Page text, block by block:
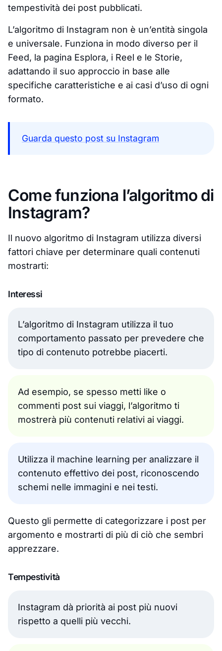
tempestività dei post pubblicati.
L’algoritmo di Instagram non è un’entità singola
e universale. Funziona in modo diverso per il
Feed, la pagina Esplora, i Reel e le Storie,
adattando il suo approccio in base alle
specifiche caratteristiche e ai casi d’uso di ogni
formato.
Guarda questo post su Instagram
Come funziona l’algoritmo di
Instagram?
Il nuovo algoritmo di Instagram utilizza diversi
fattori chiave per determinare quali contenuti
mostrarti:
Interessi
L’algoritmo di Instagram utilizza il tuo
comportamento passato per prevedere che
tipo di contenuto potrebbe piacerti.
Ad esempio, se spesso metti like o
commenti post sui viaggi, l’algoritmo ti
mostrerà più contenuti relativi ai viaggi.
Utilizza il machine learning per analizzare il
contenuto effettivo dei post, riconoscendo
schemi nelle immagini e nei testi.
Questo gli permette di categorizzare i post per
argomento e mostrarti di più di ciò che sembri
apprezzare.
Tempestività
Instagram dà priorità ai post più nuovi
rispetto a quelli più vecchi.